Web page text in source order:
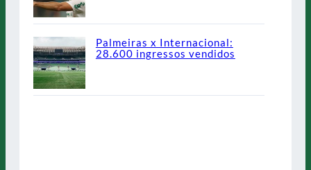
Palmeiras x Internacional:
28.600 ingressos vendidos